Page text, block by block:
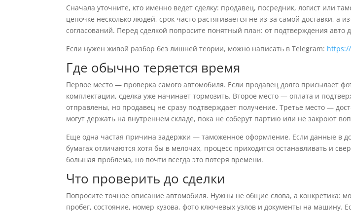
Сначала уточните, кто именно ведет сделку: продавец, посредник, логист или
цепочке несколько людей, срок часто растягивается не из-за самой доставки, а
согласований. Перед сделкой попросите понятный план: от подтверждения авто
Если нужен живой разбор без лишней теории, можно написать в Telegram:
Где обычно теряется время
Первое место — проверка самого автомобиля. Если продавец долго присылает
комплектации, сделка уже начинает тормозить. Второе место — оплата и
отправлены, но продавец не сразу подтверждает получение. Третье место —
могут держать на внутреннем складе, пока не соберут партию или не закроют
Еще одна частая причина задержки — таможенное оформление. Если данные в
бумагах отличаются хотя бы в мелочах, процесс приходится останавливать и
большая проблема, но почти всегда это потеря времени.
Что проверить до сделки
Попросите точное описание автомобиля. Нужны не общие слова, а конкретика:
пробег, состояние, номер кузова, фото ключевых узлов и документы на машину.